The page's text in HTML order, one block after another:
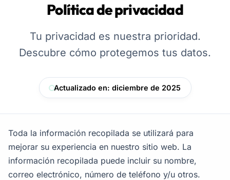
Política de privacidad
Tu privacidad es nuestra prioridad.
Descubre cómo protegemos tus datos.
Actualizado en: diciembre de 2025
Toda la información recopilada se utilizará para
mejorar su experiencia en nuestro sitio web. La
información recopilada puede incluir su nombre,
correo electrónico, número de teléfono y/u otros.